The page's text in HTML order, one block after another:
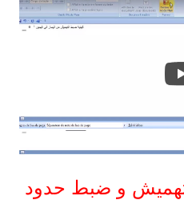
و ضبط حدود